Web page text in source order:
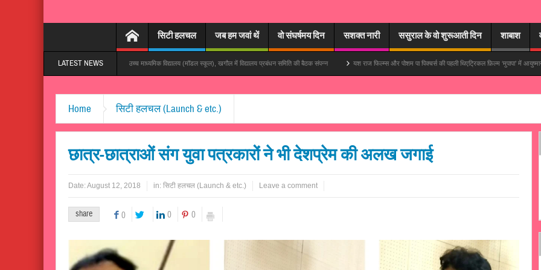
सिटी हलचल जब हम जवां थें वो संघर्षमय दिन सशक्त नारी ससुराल के वो शुरूआती दिन शाबाश
LATEST NEWS
गांधी उच्च माध्यमिक विद्यालय (मॉडल स्कूल), खगौल में विद्यालय प्रबंधन समिति की बैठक संपन्न यश राज फिल्म्स और पोशम पा पिक्चर्स की पहली थिएट्रिकल फ़िल्म ‘मुपापा’ में आयुष्मान खुराना मुख्य
Home सिटी हलचल (Launch & etc.)
छात्र-छात्राओं संग युवा पत्रकारों ने भी देशप्रेम की अलख जगाई
Date:August 12, 2018 in: सिटी हलचल (Launch & etc.) Leave a comment
share 0 0 0